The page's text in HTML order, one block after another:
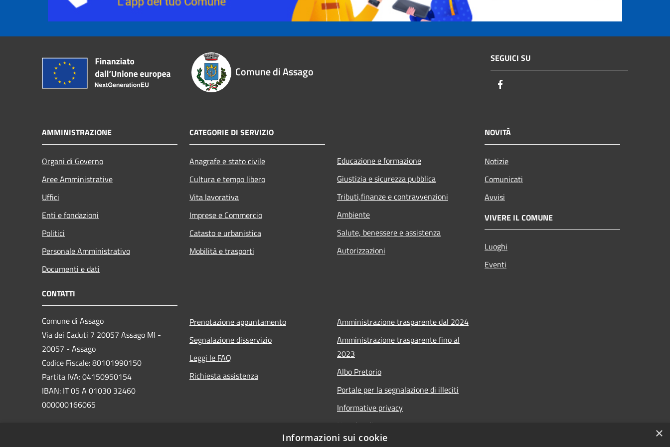
Comune di Assago
SEGUICI SU
AMMINISTRAZIONE
Organi di Governo
Aree Amministrative
Uffici
Enti e fondazioni
Politici
Personale Amministrativo
Documenti e dati
CATEGORIE DI SERVIZIO
Anagrafe e stato civile
Cultura e tempo libero
Vita lavorativa
Imprese e Commercio
Catasto e urbanistica
Mobilità e trasporti
Educazione e formazione
Giustizia e sicurezza pubblica
Tributi,finanze e contravvenzioni
Ambiente
Salute, benessere e assistenza
Autorizzazioni
NOVITÀ
Notizie
Comunicati
Avvisi
VIVERE IL COMUNE
Luoghi
Eventi
CONTATTI
Comune di Assago
Via dei Caduti 7 20057 Assago MI -
20057 - Assago
Codice Fiscale: 80101990150
Partita IVA: 04150950154
IBAN: IT 05 A 01030 32460
000000166065
Prenotazione appuntamento
Segnalazione disservizio
Leggi le FAQ
Richiesta assistenza
Amministrazione trasparente dal 2024
Amministrazione trasparente fino al
2023
Albo Pretorio
Portale per la segnalazione di illeciti
Informative privacy
Note legali
Dichiarazione di accessibilità
×
Informazioni sui cookie